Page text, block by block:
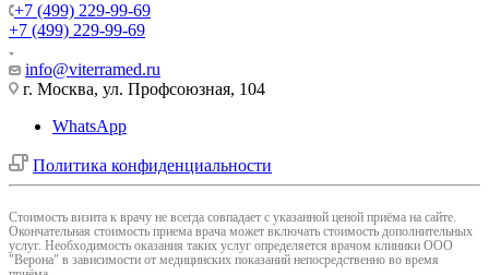
+7 (499) 229-99-69
+7 (499) 229-99-69
info@viterramed.ru
г. Москва, ул. Профсоюзная, 104
WhatsApp
Политика конфиденциальности
Cтоимость визита к врачу не всегда совпадает с указанной ценой приёма на сайте.
Окончательная стоимость приема врача может включать стоимость дополнительных
услуг. Необходимость оказания таких услуг определяется врачом клиники ООО
"Верона" в зависимости от медицинских показаний непосредственно во время